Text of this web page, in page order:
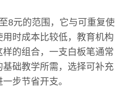
8元的范围，它与可重复使
时成本比较低，教育机构
的组合，一支白板笔通常
础教学所需，选择可补充
步节省开支。